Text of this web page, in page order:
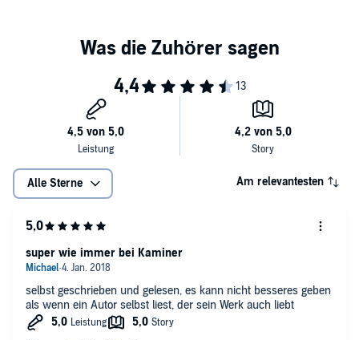
Alle Sterne Am relevantesten
selbst geschrieben und gelesen, es kann nicht besseres geben
als wenn ein Autor selbst liest, der sein Werk auch liebt
super wie immer bei Kaminer